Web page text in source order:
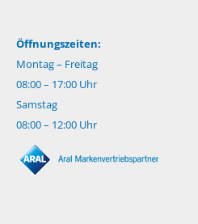
Öffnungszeiten:
Montag – Freitag
08:00 – 17:00 Uhr
Samstag
08:00 – 12:00 Uhr